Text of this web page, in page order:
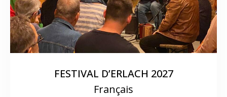
FESTIVAL D’ERLACH 2027
Français